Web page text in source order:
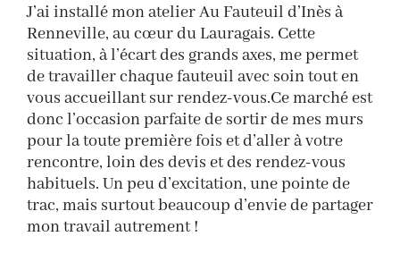
J’ai installé mon atelier Au Fauteuil d’Inès à
Renneville, au cœur du Lauragais. Cette
situation, à l’écart des grands axes, me permet
de travailler chaque fauteuil avec soin tout en
vous accueillant sur rendez-vous.Ce marché est
donc l’occasion parfaite de sortir de mes murs
pour la toute première fois et d’aller à votre
rencontre, loin des devis et des rendez-vous
habituels. Un peu d’excitation, une pointe de
trac, mais surtout beaucoup d’envie de partager
mon travail autrement !